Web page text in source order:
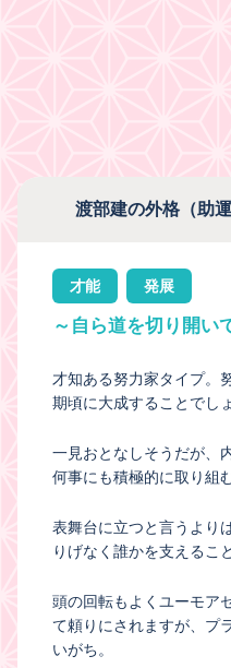
渡部建の外格（助
才能 発展
～自ら道を切り開い
才知ある努力家タイプ。
期頃に大成することでし
一見おとなしそうだが、
何事にも積極的に取り組
表舞台に立つと言うより
りげなく誰かを支えるこ
頭の回転もよくユーモア
て頼りにされますが、プ
いがち。